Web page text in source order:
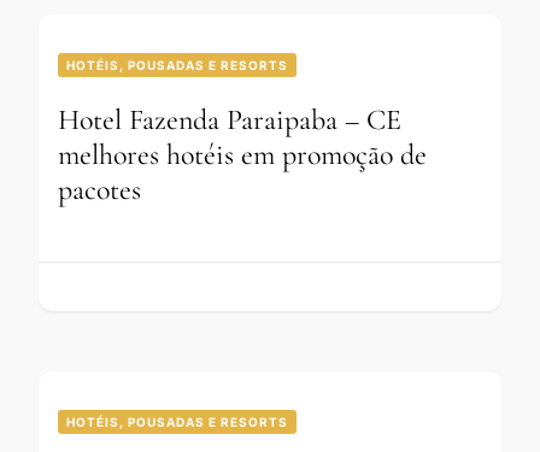
HOTÉIS, POUSADAS E RESORTS
Hotel Fazenda Paraipaba – CE
melhores hotéis em promoção de
pacotes
HOTÉIS, POUSADAS E RESORTS